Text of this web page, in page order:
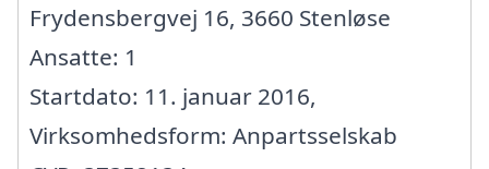
Frydensbergvej 16, 3660 Stenløse
Ansatte: 1
Startdato: 11. januar 2016,
Virksomhedsform: Anpartsselskab